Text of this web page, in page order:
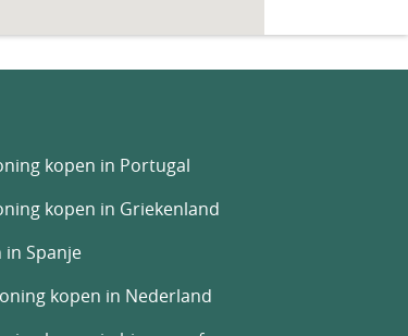
kopen in Portugal
kopen in Griekenland
in Spanje
kopen in Nederland